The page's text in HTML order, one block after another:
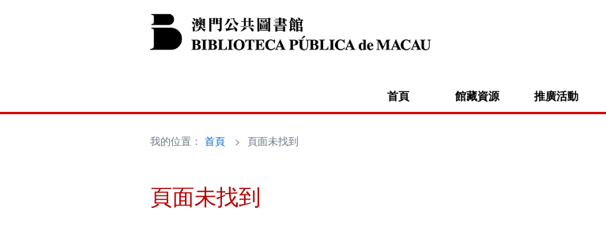
首頁 館藏資源 推廣活動
我的位置： 首頁> 頁面未找到
頁面未找到